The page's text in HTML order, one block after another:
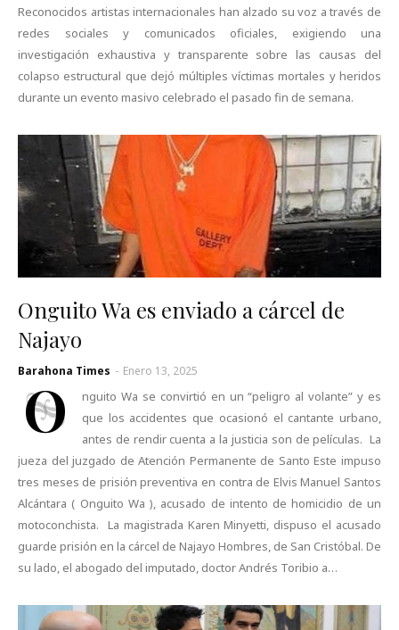
Reconocidos artistas internacionales han alzado su voz a través de
redes sociales y comunicados oficiales, exigiendo una
investigación exhaustiva y transparente sobre las causas del
colapso estructural que dejó múltiples víctimas mortales y heridos
durante un evento masivo celebrado el pasado fin de semana.
Onguito Wa es enviado a cárcel de
Najayo
Barahona Times - Enero 13, 2025
O
nguito Wa se convirtió en un “peligro al volante” y es
que los accidentes que ocasionó el cantante urbano,
antes de rendir cuenta a la justicia son de películas. La
jueza del juzgado de Atención Permanente de Santo Este impuso
tres meses de prisión preventiva en contra de Elvis Manuel Santos
Alcántara ( Onguito Wa ), acusado de intento de homicidio de un
motoconchista. La magistrada Karen Minyetti, dispuso el acusado
guarde prisión en la cárcel de Najayo Hombres, de San Cristóbal. De
su lado, el abogado del imputado, doctor Andrés Toribio a…